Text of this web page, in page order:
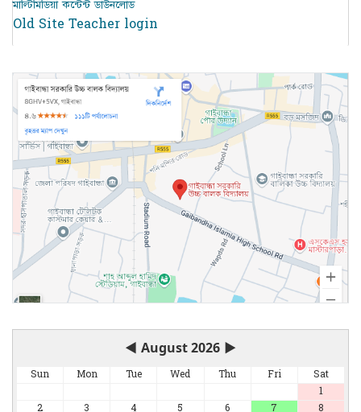
মাল্টিমিডিয়া কন্টেন্ট ডাউনলোড
Old Site Teacher login
◀ August 2026 ▶
Sun Mon Tue Wed Thu Fri
Sat
1
2
3 4 5 6 7
8